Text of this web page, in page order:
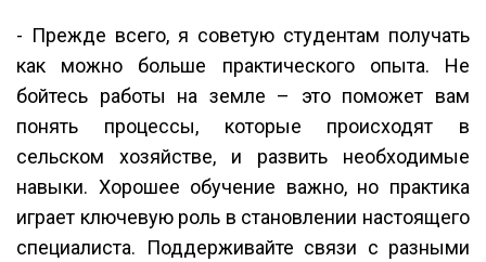
- Прежде всего, я советую студентам получать
как можно больше практического опыта. Не
бойтесь работы на земле – это поможет вам
понять процессы, которые происходят в
сельском хозяйстве, и развить необходимые
навыки. Хорошее обучение важно, но практика
играет ключевую роль в становлении настоящего
специалиста. Поддерживайте связи с разными